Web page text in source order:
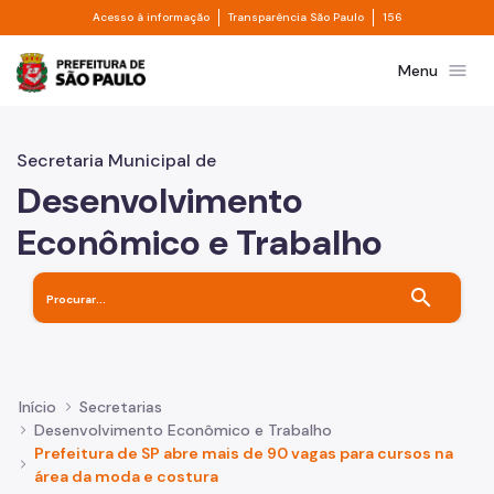
Pular para o Conteúdo principal
Acesso à informação Divisor de acesso à informação
Transparência São Paulo Divisor de
156
Prefeitura de São PauloMenu menu
Secretaria Municipal de
Desenvolvimento
Econômico e Trabalho
search
Início
Secretarias
Desenvolvimento Econômico e Trabalho
Prefeitura de SP abre mais de 90 vagas para cursos na
área da moda e costura